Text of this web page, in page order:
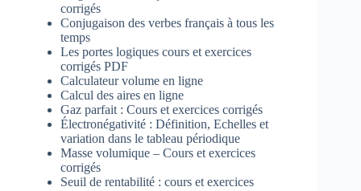
corrigés
Conjugaison des verbes français à tous les
temps
Les portes logiques cours et exercices
corrigés PDF
Calculateur volume en ligne
Calcul des aires en ligne
Gaz parfait : Cours et exercices corrigés
Électronégativité : Définition, Echelles et
variation dans le tableau périodique
Masse volumique – Cours et exercices
corrigés
Seuil de rentabilité : cours et exercices